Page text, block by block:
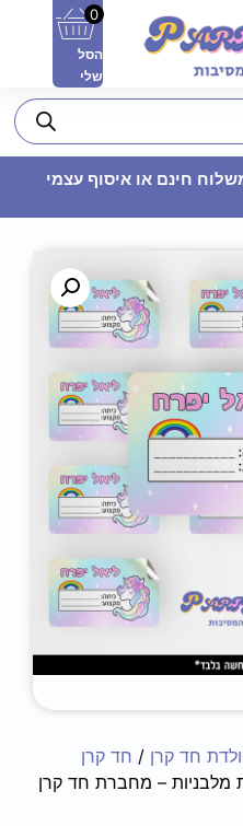
+
ADD
0
הסל
שלי
חד קרן / חד קרן
מלבניות – מחברת חד קרן